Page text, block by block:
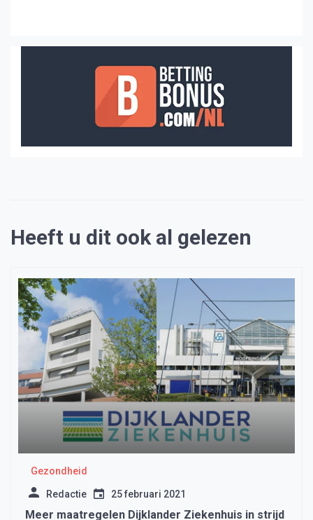
Heeft u dit ook al gelezen
Gezondheid
Redactie 25 februari 2021
Meer maatregelen Dijklander Ziekenhuis in strijd